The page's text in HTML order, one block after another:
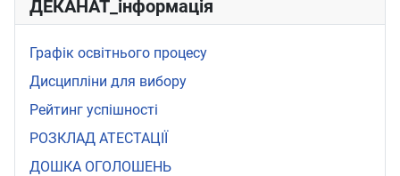
ДЕКАНАТ_інформація
Графік освітнього процесу
Дисципліни для вибору
Рейтинг успішності
РОЗКЛАД АТЕСТАЦІЇ
ДОШКА ОГОЛОШЕНЬ